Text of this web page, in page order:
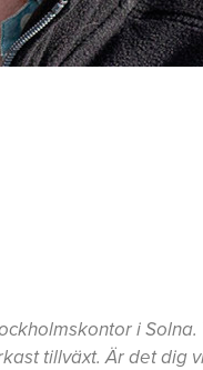
i Solna.
tillväxt. Är det dig